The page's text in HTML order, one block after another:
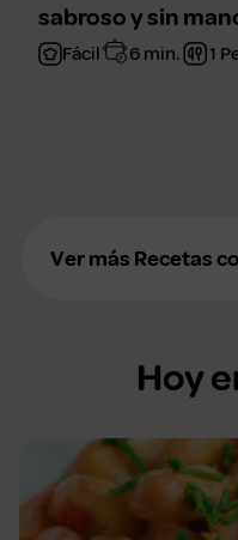
sabroso y sin
Fácil 6 min. 1
Ver más Recetas
Hoy